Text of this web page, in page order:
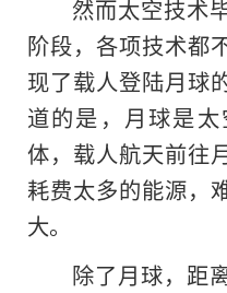
然而太空技术
阶段，各项技术都
现了载人登陆月球
道的是，月球是
体，载人航天前往
耗费太多的能源，
大。
除了月球，距